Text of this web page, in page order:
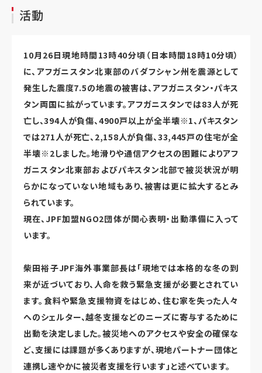
活動
10月26日現地時間13時40分頃（日本時間18時10分頃）
に、アフガニスタン北東部のバダフシャン州を震源として
発生した震度7.5の地震の被害は、アフガニスタン・パキス
タン両国に拡がっています。アフガニスタンでは83人が死
亡し、394人が負傷、4900戸以上が全半壊※1、パキスタン
では271人が死亡、2,158人が負傷、33,445戸の住宅が全
半壊※2しました。地滑りや通信アクセスの困難によりアフ
ガニスタン北東部およびパキスタン北部で被災状況が明
らかになっていない地域もあり、被害は更に拡大するとみ
られています。
現在、JPF加盟NGO2団体が関心表明・出動準備に入って
います。
柴田裕子JPF海外事業部長は「現地では本格的な冬の到
来が近づいており、人命を救う緊急支援が必要とされてい
ます。食料や緊急支援物資をはじめ、住む家を失った人々
へのシェルター、越冬支援などのニーズに寄与するために
出動を決定しました。被災地へのアクセスや安全の確保な
ど、支援には課題が多くありますが、現地パートナー団体と
連携し速やかに被災者支援を行います」と述べています。